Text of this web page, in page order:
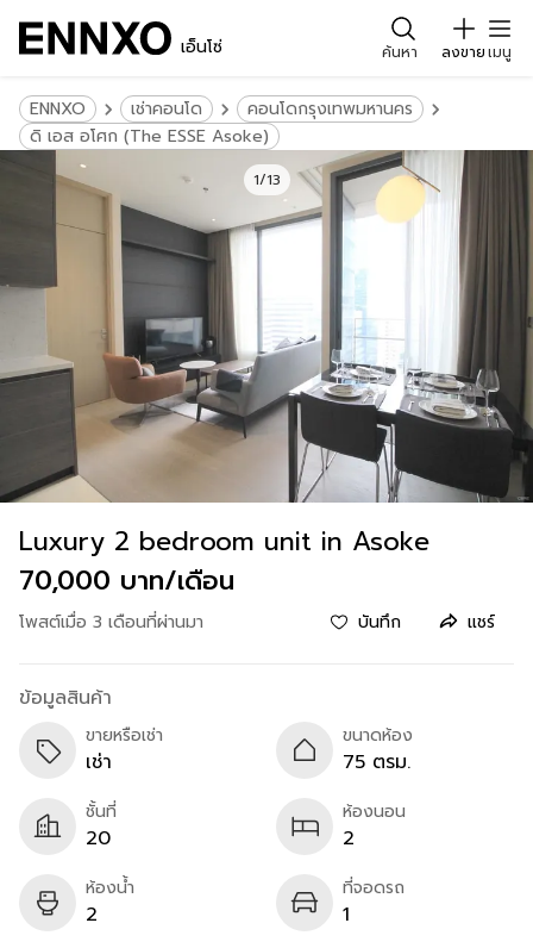
เอ็นโซ่ ค้นหา ลงขายเมนู
ENNXO เช่าคอนโด
คอนโดกรุงเทพมหานคร
ดิ เอส อโศก (The ESSE Asoke)
1/13
Luxury 2 bedroom unit in Asoke
70,000 บาท/เดือน
โพสต์เมื่อ 3 เดือนที่ผ่านมา บันทึก แชร์
ข้อมูลสินค้า
ขายหรือเช่า
เช่า
ขนาดห้อง
75 ตรม.
ชั้นที่
20
ห้องนอน
2
ห้องน้ำ
2
ที่จอดรถ
1